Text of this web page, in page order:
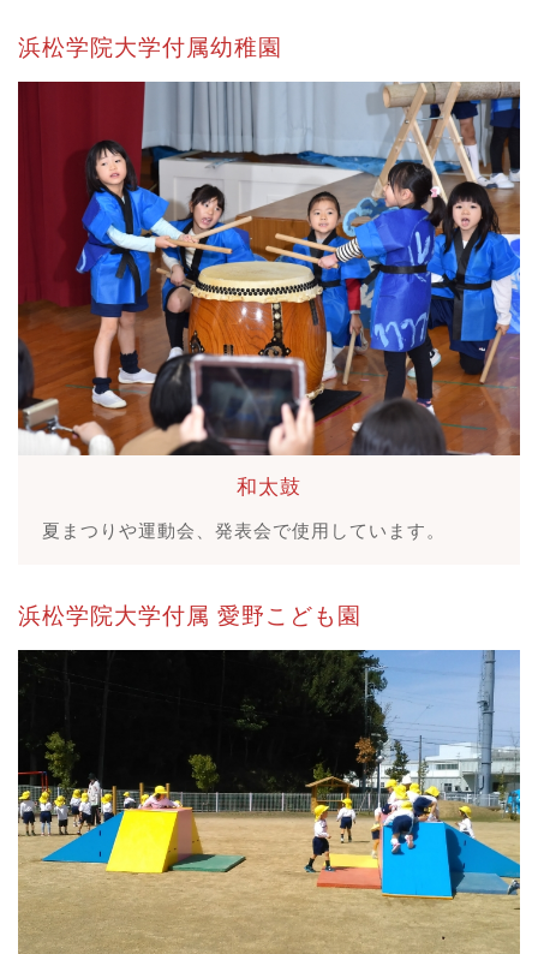
浜松学院大学付属幼稚園
和太鼓
夏まつりや運動会、発表会で使用しています。
浜松学院大学付属 愛野こども園